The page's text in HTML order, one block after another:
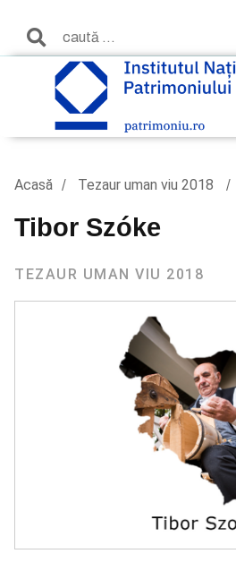
Acasă Tezaur uman viu 2018
Tibor Szóke
TEZAUR UMAN VIU 2018